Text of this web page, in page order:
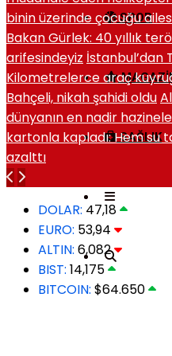
SPOR
SAĞLIK
binin üzerinde çocuğu
Bakan Gürlek: 40 yıllık
arifesindeyiz İstanbul’dan
Kilometrelerce araç
Bahçeli, nikah şahidi oldu
dünyanın en nadir
kartonla kapladı: Hem su
azalttı
DOLAR: 47,18
EURO: 53,94
ALTIN: 6,082
BIST: 14,175
BITCOIN: $64.650